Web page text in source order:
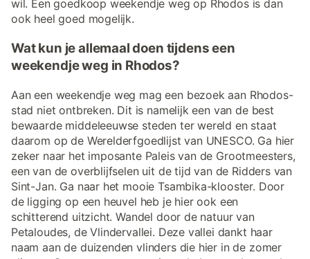
wil. Een goedkoop weekendje weg op Rhodos is dan
ook heel goed mogelijk.
Wat kun je allemaal doen tijdens een
weekendje weg in Rhodos?
Aan een weekendje weg mag een bezoek aan Rhodos-
stad niet ontbreken. Dit is namelijk een van de best
bewaarde middeleeuwse steden ter wereld en staat
daarom op de Werelderfgoedlijst van UNESCO. Ga hier
zeker naar het imposante Paleis van de Grootmeesters,
een van de overblijfselen uit de tijd van de Ridders van
Sint-Jan. Ga naar het mooie Tsambika-klooster. Door
de ligging op een heuvel heb je hier ook een
schitterend uitzicht. Wandel door de natuur van
Petaloudes, de Vlindervallei. Deze vallei dankt haar
naam aan de duizenden vlinders die hier in de zomer